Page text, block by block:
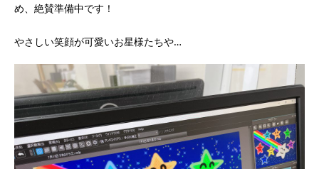
め、絶賛準備中です！
やさしい笑顔が可愛いお星様たちや…